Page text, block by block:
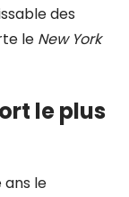
des
le New York
le plus
ans le